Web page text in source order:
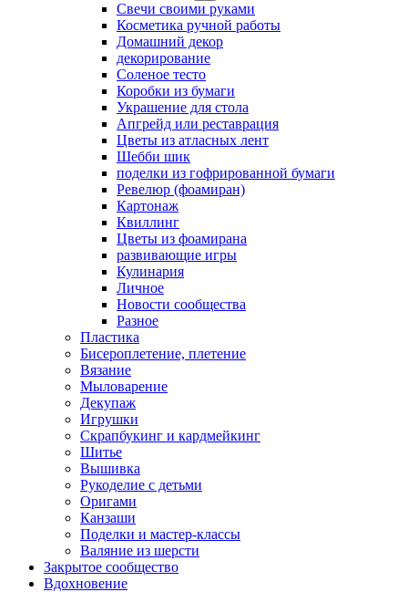
Свечи своими руками
Косметика ручной работы
Домашний декор
декорирование
Соленое тесто
Коробки из бумаги
Украшение для стола
Апгрейд или реставрация
Цветы из атласных лент
Шебби шик
поделки из гофрированной бумаги
Ревелюр (фоамиран)
Картонаж
Квиллинг
Цветы из фоамирана
развивающие игры
Кулинария
Личное
Новости сообщества
Разное
Пластика
Бисероплетение, плетение
Вязание
Мыловарение
Декупаж
Игрушки
Скрапбукинг и кардмейкинг
Шитье
Вышивка
Рукоделие с детьми
Оригами
Канзаши
Поделки и мастер-классы
Валяние из шерсти
Закрытое сообщество
Вдохновение